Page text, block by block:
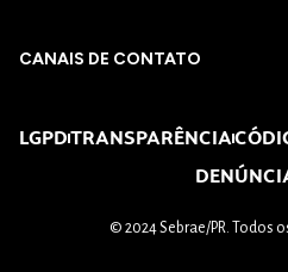
CANAIS DE CONTATO
LGPDTRANSPARÊNCIA
© 2024 Sebrae/PR. Todos